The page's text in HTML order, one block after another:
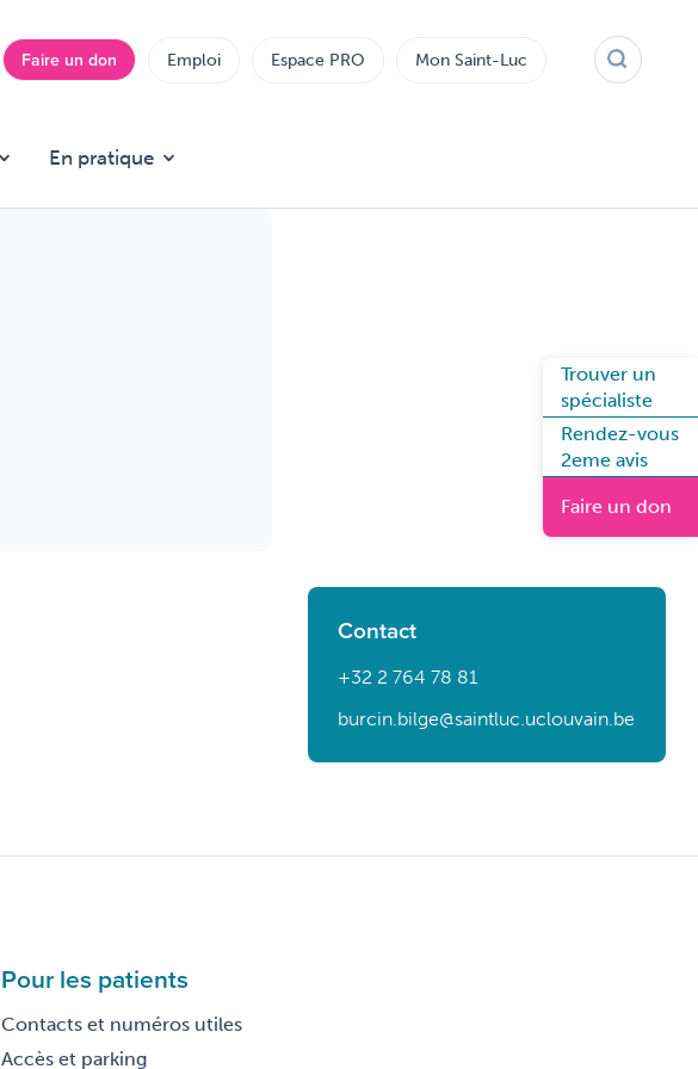
Faire un don Emploi Espace PRO Mon Saint-Luc
En pratique
Trouver un
spécialiste
Rendez-vous
2eme avis
Faire un don
Contact
+32 2 764 78 81
burcin.bilge@saintluc.uclouvain.be
Pour les patients
Contacts et numéros utiles
Accès et parking